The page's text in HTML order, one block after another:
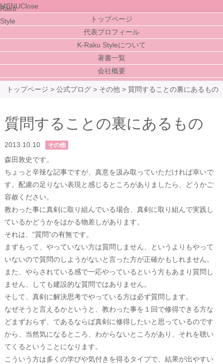
MENUClose
トップページ
代表プロフィール
K-Raku Styleについて
著書一覧
会社概要
トップページ >公式ブログ > その他 > 質問することの裏にあるもの
質問することの裏にあるもの
2013.10.10 その他
森田敦史です。
ちょっと辛辣な記事ですが、真意を汲み取っていただければ幸いで
す。配慮の足りない表現と感じるところがありましたら、どうかご
容赦ください。
教わった事に真剣に取り組んでいる場合、真剣に取り組んで実践し
ているかどうかをはかる物差しがあります。
それは、“質問”の有無です。
まずもって、やっていない方は質問しません、というよりもやって
いないので質問のしようがないと言った方が正確かもしれません。
また、やらされている感で一応やっているという方もあまり質問し
ません、しても建設的な質問ではありません。
そして、真剣に解決思考でやっている方は必ず質問します。
なぜそうと言えるかというと、教わった事を１回で修得できる方な
どまずおらず、であるならば真剣に修得したいと思っているのです
から、当然気になるところ、わからないところがあり、それを聴い
てくるということになります。
こういう方は多くの学びや気付きを得るタイプで、結果が出やすい